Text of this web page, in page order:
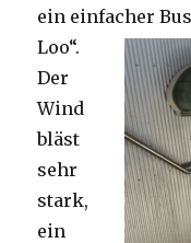
ein einfacher
Loo“.
Der
Wind
bläst
sehr
stark,
ein